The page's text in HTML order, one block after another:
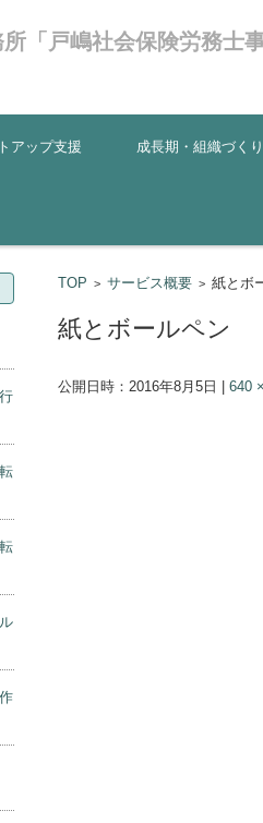
「戸嶋社会保険労務士事
アップ支援 成長期・組織づく
TOP > サービス概要> 紙とボ
紙とボールペン
公開日時： 2016年8月5日 640